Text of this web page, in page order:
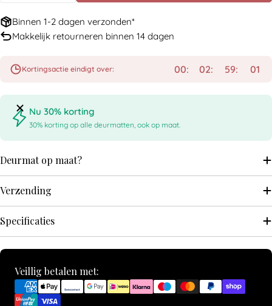
Binnen 1-2 dagen verzonden*
Makkelijk retourneren binnen 14 dagen
Kortingsactie eindigt over: 00 02 59 01
Nu 30% korting
30% korting op alle deurmatten, ook op maat.
Deurmat op maat?
Verzending
Specificaties
Veillig betalen met:
Betaalmethoden